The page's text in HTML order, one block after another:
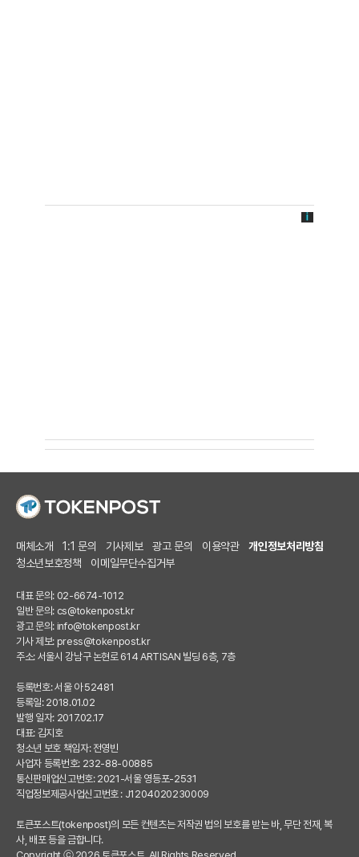
매체소개 1:1 문의 기사제보 광고 문의 이용약관
개인정보처리방침
청소년보호정책
이메일무단수집거부
대표 문의: 02-6674-1012
일반 문의: cs@tokenpost.kr
광고 문의: info@tokenpost.kr
기사 제보: press@tokenpost.kr
주소: 서울시 강남구 논현로 614 ARTISAN 빌딩 6층, 7층
등록번호: 서울 아 52481
등록일: 2018.01.02
발행 일자: 2017.02.17
대표: 김지호
청소년 보호 책임자: 전영빈
사업자 등록번호: 232-88-00885
통신판매업신고번호: 2021-서울 영등포-2531
직업정보제공사업신고번호 : J1204020230009
토큰포스트(tokenpost)의 모든 컨텐츠는 저작권 법의 보호를 받는 바, 무단 전재, 복
사, 배포 등을 금합니다.